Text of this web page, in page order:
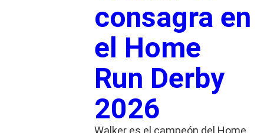
consagra en
el Home
Run Derby
2026
Walker es el campeón del Home